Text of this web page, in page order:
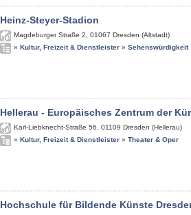
Heinz-Steyer-Stadion
Magdeburger Straße 2 01067 Dresden (Altstadt)
» Kultur, Freizeit & Dienstleister » Sehenswürdigkeit
Hellerau - Europäisches Zentrum der
Karl-Liebknecht-Straße 56 01109 Dresden (Hellerau)
» Kultur, Freizeit & Dienstleister » Theater & Oper
Hochschule für Bildende Künste